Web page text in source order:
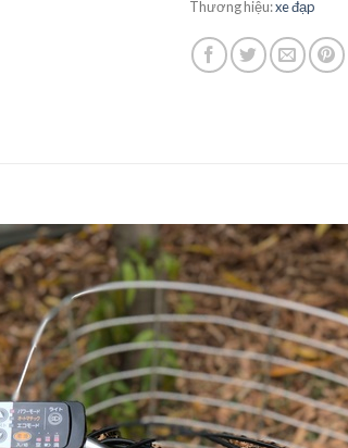
Thương hiệu:xe đạp